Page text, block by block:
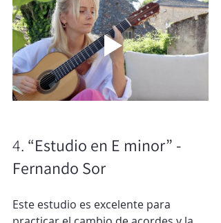
4. “Estudio en E minor” -
Fernando Sor
Este estudio es excelente para